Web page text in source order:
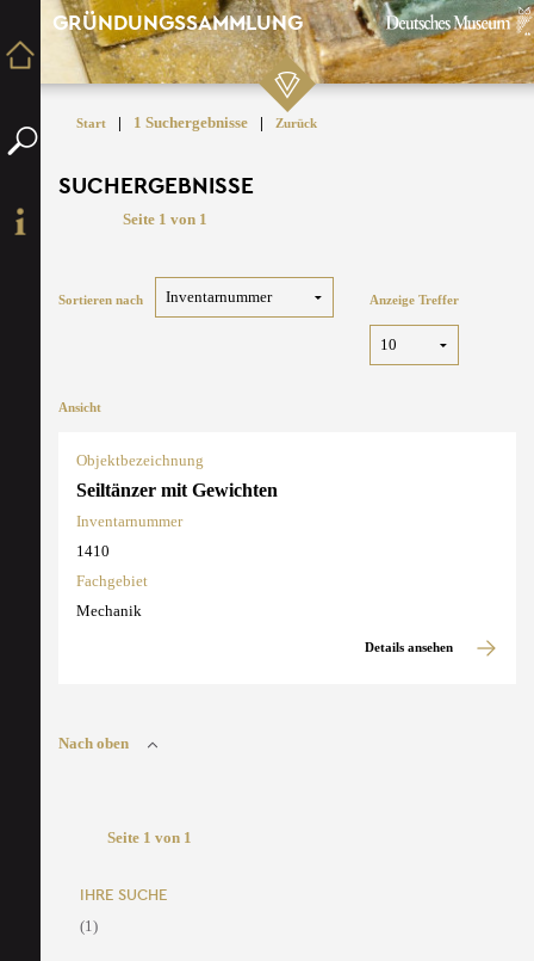
GRÜNDUNGSSAMMLUNG
Start | 1 Suchergebnisse | Zurück
SUCHERGEBNISSE
Seite 1 von 1
Sortieren nach Anzeige Treffer
Ansicht
Objektbezeichnung
Seiltänzer mit Gewichten
Inventarnummer
1410
Fachgebiet
Mechanik
Details ansehen
Nach oben
Seite 1 von 1
IHRE SUCHE
(1)